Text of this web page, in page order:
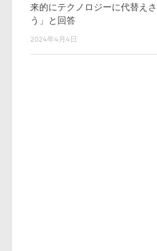
来的にテクノロジーに代替え
う」と回答
2024年4月4日